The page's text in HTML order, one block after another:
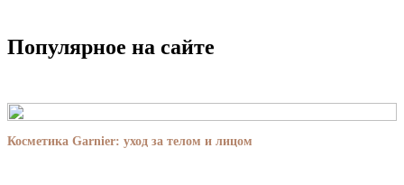
Популярное на сайте
Косметика Garnier: уход за телом и лицом